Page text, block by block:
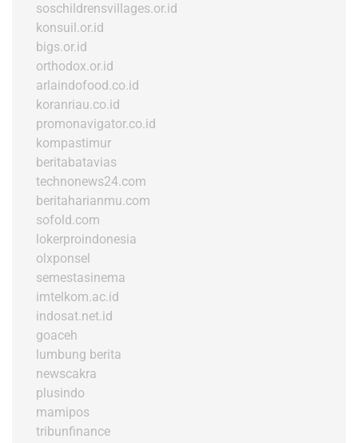
soschildrensvillages.or.id
konsuil.or.id
bigs.or.id
orthodox.or.id
arlaindofood.co.id
koranriau.co.id
promonavigator.co.id
kompastimur
beritabatavias
technonews24.com
beritaharianmu.com
sofold.com
lokerproindonesia
olxponsel
semestasinema
imtelkom.ac.id
indosat.net.id
goaceh
lumbung berita
newscakra
plusindo
mamipos
tribunfinance